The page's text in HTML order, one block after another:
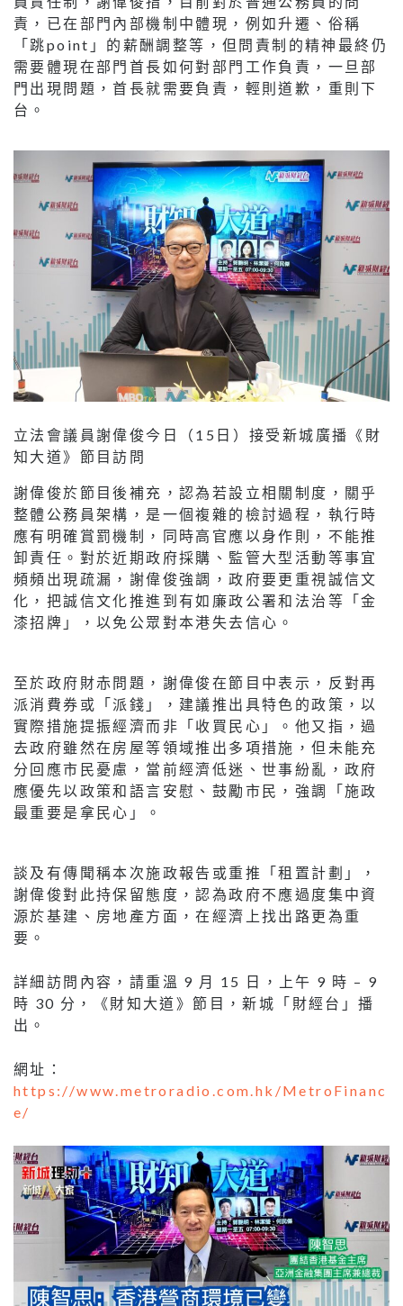
責，已在部門內部機制中體現，例如升遷、俗稱
「跳point」的薪酬調整等，但問責制的精神最終仍
需要體現在部門首長如何對部門工作負責，一旦部
門出現問題，首長就需要負責，輕則道歉，重則下
台。
立法會議員謝偉俊今日（15日）接受新城廣播《財
知大道》節目訪問
謝偉俊於節目後補充，認為若設立相關制度，關乎
整體公務員架構，是一個複雜的檢討過程，執行時
應有明確賞罰機制，同時高官應以身作則，不能推
卸責任。對於近期政府採購、監管大型活動等事宜
頻頻出現疏漏，謝偉俊強調，政府要更重視誠信文
化，把誠信文化推進到有如廉政公署和法治等「金
漆招牌」，以免公眾對本港失去信心。
至於政府財赤問題，謝偉俊在節目中表示，反對再
派消費券或「派錢」，建議推出具特色的政策，以
實際措施提振經濟而非「收買民心」。他又指，過
去政府雖然在房屋等領域推出多項措施，但未能充
分回應市民憂慮，當前經濟低迷、世事紛亂，政府
應優先以政策和語言安慰、鼓勵市民，強調「施政
最重要是拿民心」。
談及有傳聞稱本次施政報告或重推「租置計劃」，
謝偉俊對此持保留態度，認為政府不應過度集中資
源於基建、房地產方面，在經濟上找出路更為重
要。
詳細訪問內容，請重溫 9 月 15 日，上午 9 時 – 9
時 30 分，《財知大道》節目，新城「財經台」播
出。
網址：
https://www.metroradio.com.hk/MetroFinanc
e/